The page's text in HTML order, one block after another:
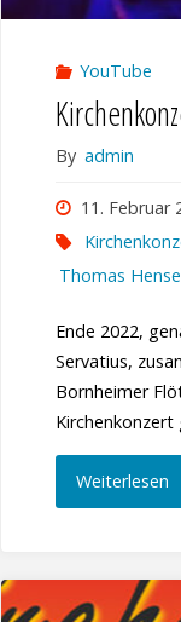
YouTube
By admin
11. Februar
Thomas
Ende 2022,
Servatius,
Bornheimer
Weiterlesen
–